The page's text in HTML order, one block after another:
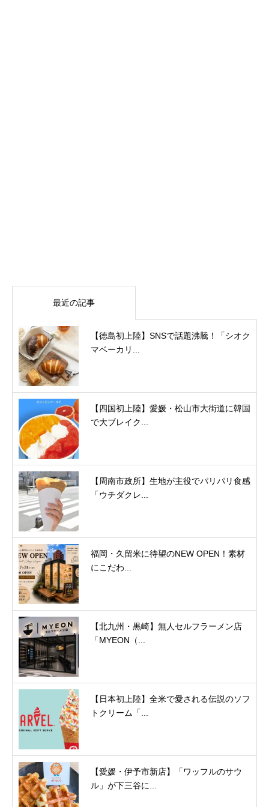
最近の記事
【徳島初上陸】SNSで話題沸騰！「シオク
マベーカリ...
【四国初上陸】愛媛・松山市大街道に韓国
で大ブレイク...
【周南市政所】生地が主役でパリパリ食感
「ウチダクレ...
福岡・久留米に待望のNEW OPEN！素材
にこだわ...
【北九州・黒崎】無人セルフラーメン店
「MYEON（...
【日本初上陸】全米で愛される伝説のソフ
トクリーム「...
【愛媛・伊予市新店】「ワッフルのサウ
ル」が下三谷に...